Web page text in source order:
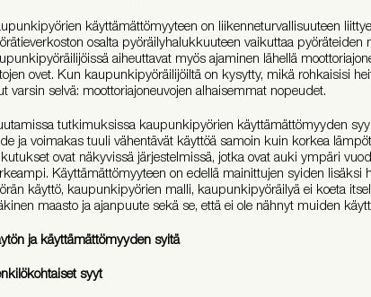
käyttämättömyyteen on liikenneturvallisuuteen
osalta pyöräilyhalukkuuteen vaikuttaa pyöräteiden
aiheuttavat myös ajaminen lähellä
ovet. Kun kaupunkipyöräilijöiltä on kysytty, mikä rohkaisisi
varsin selvä: moottoriajoneuvojen alhaisemmat nopeudet.
tutkimuksissa kaupunkipyörien käyttämättömyyden
ja voimakas tuuli vähentävät käyttöä samoin kuin korkea
ovat näkyvissä järjestelmissä, jotka ovat auki ympäri
Käyttämättömyyteen on edellä mainittujen syiden lisäksi
käyttö, kaupunkipyörien malli, kaupunkipyöräilyä ei koeta
maasto ja ajanpuute sekä se, että ei ole nähnyt muiden
ja käyttämättömyyden syitä
syyt